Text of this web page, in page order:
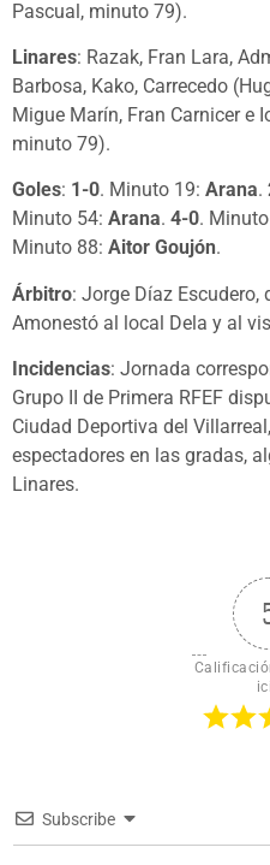
Pascual, minuto 79).
Linares: Razak, Fran Lara,
Barbosa, Kako, Carrecedo
Migue Marín, Fran Carnicer e
minuto 79).
Goles: 1-0. Minuto 19: Arana.
Minuto 54: Arana. 4-0.
Minuto 88: Aitor Goujón.
Árbitro: Jorge Díaz Escudero,
Amonestó al local Dela y al
Incidencias: Jornada
Grupo II de Primera RFEF
Ciudad Deportiva del
espectadores en las gradas,
Linares.
Subscribe